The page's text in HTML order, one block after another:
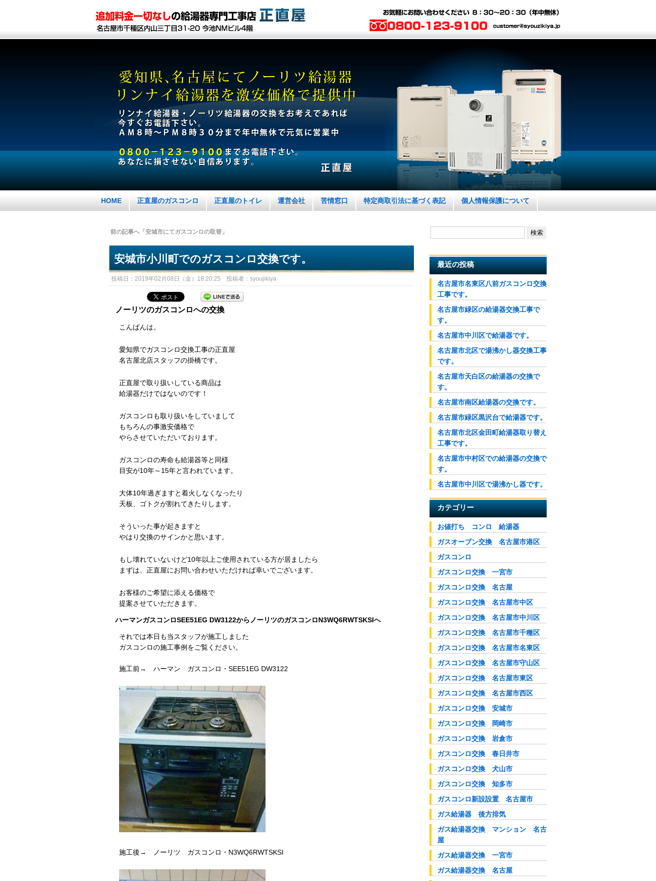
HOME 正直屋のガスコンロ 正直屋のトイレ 運営会社 苦情窓口 特定商取引法に基づく表記 個人情報保護について
前の記事へ「安城市にてガスコンロの取替」
安城市小川町でのガスコンロ交換です。
投稿日：2019年02月08日（金）18:20:25 投稿者：syoujikiya
ノーリツのガスコンロへの交換
こんばんは。
愛知県でガスコンロ交換工事の正直屋
名古屋北店スタッフの掛橋です。
正直屋で取り扱いしている商品は
給湯器だけではないのです！
ガスコンロも取り扱いをしていまして
もちろんの事激安価格で
やらさせていただいております。
ガスコンロの寿命も給湯器等と同様
目安が10年～15年と言われています。
大体10年過ぎますと着火しなくなったり
天板、ゴトクが割れてきたりします。
そういった事が起きますと
やはり交換のサインかと思います。
もし壊れていないけど10年以上ご使用されている方が居ましたら
まずは、正直屋にお問い合わせいただければ幸いでございます。
お客様のご希望に添える価格で
提案させていただきます。
ハーマンガスコンロSEE51EG DW3122からノーリツのガスコンロN3WQ6RWTSKSIへ
それでは本日も当スタッフが施工しました
ガスコンロの施工事例をご覧ください。
施工前→ ハーマン ガスコンロ・SEE51EG DW3122
施工後→ ノーリツ ガスコンロ・N3WQ6RWTSKSI
最近の投稿
名古屋市名東区八前ガスコンロ交換
工事です。
名古屋市緑区の給湯器交換工事で
す。
名古屋市中川区で給湯器です。
名古屋市北区で湯沸かし器交換工事
です。
名古屋市天白区の給湯器の交換で
す。
名古屋市南区給湯器の交換です。
名古屋市緑区黒沢台で給湯器です。
名古屋市北区金田町給湯器取り替え
工事です。
名古屋市中村区での給湯器の交換で
す。
名古屋市中川区で湯沸かし器です。
カテゴリー
お値打ち コンロ 給湯器
ガスオーブン交換 名古屋市港区
ガスコンロ
ガスコンロ交換 一宮市
ガスコンロ交換 名古屋
ガスコンロ交換 名古屋市中区
ガスコンロ交換 名古屋市中川区
ガスコンロ交換 名古屋市千種区
ガスコンロ交換 名古屋市名東区
ガスコンロ交換 名古屋市守山区
ガスコンロ交換 名古屋市東区
ガスコンロ交換 名古屋市西区
ガスコンロ交換 安城市
ガスコンロ交換 岡崎市
ガスコンロ交換 岩倉市
ガスコンロ交換 春日井市
ガスコンロ交換 犬山市
ガスコンロ交換 知多市
ガスコンロ新設設置 名古屋市
ガス給湯器 後方排気
ガス給湯器交換 マンション 名古
屋
ガス給湯器交換 一宮市
ガス給湯器交換 名古屋